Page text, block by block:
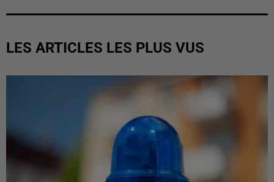
LES ARTICLES LES PLUS VUS